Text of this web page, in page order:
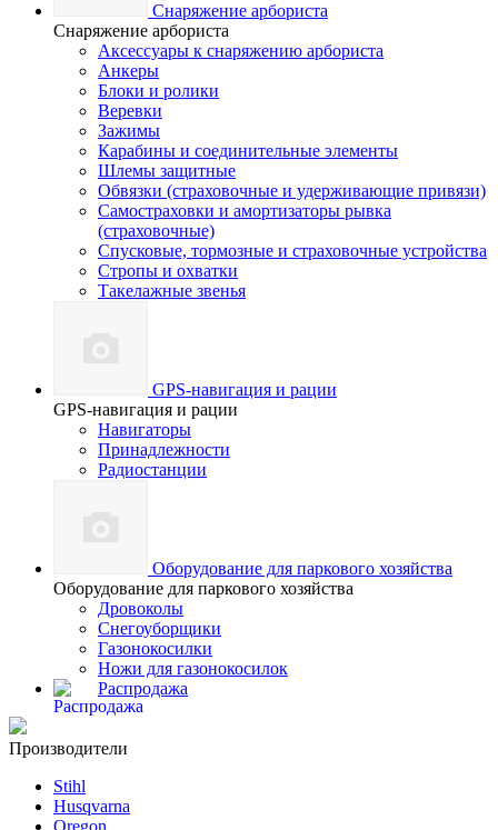
Снаряжение арбориста
Снаряжение арбориста
Аксессуары к снаряжению арбориста
Анкеры
Блоки и ролики
Веревки
Зажимы
Карабины и соединительные элементы
Шлемы защитные
Обвязки (страховочные и удерживающие привязи)
Самостраховки и амортизаторы рывка
(страховочные)
Спусковые, тормозные и страховочные устройства
Стропы и охватки
Такелажные звенья
GPS-навигация и рации
GPS-навигация и рации
Навигаторы
Принадлежности
Радиостанции
Оборудование для паркового хозяйства
Оборудование для паркового хозяйства
Дровоколы
Снегоуборщики
Газонокосилки
Ножи для газонокосилок
Распродажа
Производители
Stihl
Husqvarna
Oregon